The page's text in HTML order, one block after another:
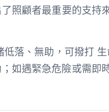
照顧者最重要的支持
落、無助，可撥打 生
如遇緊急危險或需即